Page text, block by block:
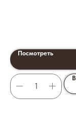
Посмотреть